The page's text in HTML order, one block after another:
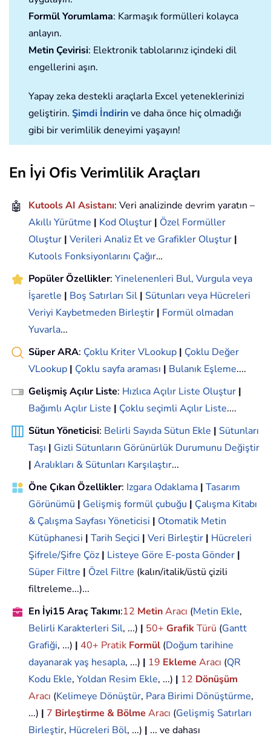
Formül Yorumlama: Karmaşık formülleri kolayca
anlayın.
Metin Çevirisi: Elektronik tablolarınız içindeki dil
engellerini aşın.
Yapay zeka destekli araçlarla Excel yeteneklerinizi
geliştirin. Şimdi İndirinve daha önce hiç olmadığı
gibi bir verimlilik deneyimi yaşayın!
En İyi Ofis Verimlilik Araçları
🤖 Kutools AI Asistanı: Veri analizinde devrim yaratın –
Akıllı Yürütme | Kod Oluştur | Özel Formüller
Oluştur | Verileri Analiz Et ve Grafikler Oluştur |
Kutools Fonksiyonlarını Çağır…
Popüler Özellikler: Yinelenenleri Bul, Vurgula veya
İşaretle | Boş Satırları Sil | Sütunları veya Hücreleri
Veriyi Kaybetmeden Birleştir | Formül olmadan
Yuvarla...
Süper ARA: Çoklu Kriter VLookup | Çoklu Değer
VLookup | Çoklu sayfa araması | Bulanık Eşleme....
Gelişmiş Açılır Liste: Hızlıca Açılır Liste Oluştur |
Bağımlı Açılır Liste | Çoklu seçimli Açılır Liste....
Sütun Yöneticisi: Belirli Sayıda Sütun Ekle | Sütunları
Taşı | Gizli Sütunların Görünürlük Durumunu Değiştir
| Aralıkları & Sütunları Karşılaştır...
Öne Çıkan Özellikler: Izgara Odaklama | Tasarım
Görünümü | Gelişmiş formül çubuğu | Çalışma Kitabı
& Çalışma Sayfası Yöneticisi | Otomatik Metin
Kütüphanesi | Tarih Seçici | Veri Birleştir | Hücreleri
Şifrele/Şifre Çöz | Listeye Göre E-posta Gönder |
Süper Filtre | Özel Filtre (kalın/italik/üstü çizili
filtreleme...)...
En İyi15 Araç Takımı:12 MetinAracı (Metin Ekle,
Belirli Karakterleri Sil, ...) | 50+ GrafikTürü (Gantt
Grafiği, ...) | 40+ Pratik Formül (Doğum tarihine
dayanarak yaş hesapla, ...) | 19 Ekleme Aracı (QR
Kodu Ekle, Yoldan Resim Ekle, ...) | 12 Dönüşüm
Aracı (Kelimeye Dönüştür, Para Birimi Dönüştürme,
...) | 7 Birleştirme & Bölme Aracı (Gelişmiş Satırları
Birleştir, Hücreleri Böl, ...) | ... ve dahası